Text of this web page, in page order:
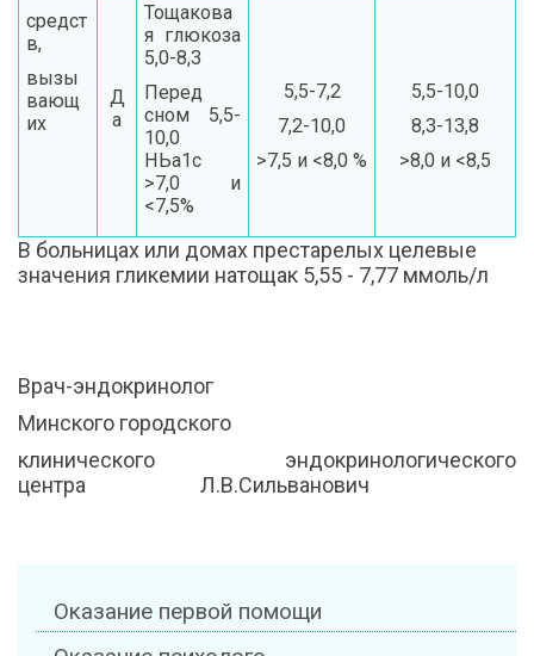
средст
в,
вызы
вающ
их
Д
а
Тощакова
я глюкоза
5,0-8,3
Перед
сном 5,5-
10,0
НЬа1с
>7,0 и
<7,5%
5,5-7,2
7,2-10,0
>7,5 и <8,0 %
5,5-10,0
8,3-13,8
>8,0 и <8,5
В больницах или домах престарелых целевые
значения гликемии натощак 5,55 - 7,77 ммоль/л
Врач-эндокринолог
Минского городского
клинического эндокринологического
центра Л.В.Сильванович
Оказание первой помощи